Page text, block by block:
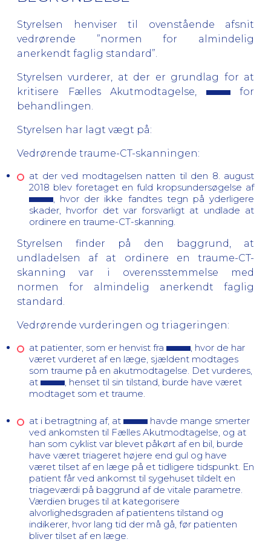
Styrelsen henviser til ovenstående afsnit
vedrørende ”normen for almindelig
anerkendt faglig standard”.
Styrelsen vurderer, at der er grundlag for at
kritisere Fælles Akutmodtagelse,
for
behandlingen.
Styrelsen har lagt vægt på:
Vedrørende traume-CT-skanningen:
at der ved modtagelsen natten til den 8. august
2018 blev foretaget en fuld kropsundersøgelse af
, hvor der ikke fandtes tegn på yderligere
skader, hvorfor det var forsvarligt at undlade at
ordinere en traume-CT-skanning.
Styrelsen finder på den baggrund, at
undladelsen af at ordinere en traume-CT-
skanning var i overensstemmelse med
normen for almindelig anerkendt faglig
standard.
Vedrørende vurderingen og triageringen:
at patienter, som er henvist fra
, hvor de har
været vurderet af en læge, sjældent modtages
som traume på en akutmodtagelse. Det vurderes,
at
, henset til sin tilstand, burde have været
modtaget som et traume.
at i betragtning af, at
havde mange smerter
ved ankomsten til Fælles Akutmodtagelse, og at
han som cyklist var blevet påkørt af en bil, burde
have været triageret højere end gul og have
været tilset af en læge på et tidligere tidspunkt. En
patient får ved ankomst til sygehuset tildelt en
triageværdi på baggrund af de vitale parametre.
Værdien bruges til at kategorisere
alvorlighedsgraden af patientens tilstand og
indikerer, hvor lang tid der må gå, før patienten
bliver tilset af en læge.